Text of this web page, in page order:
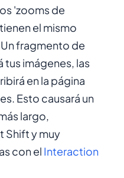
'zooms de
el mismo
fragmento de
imágenes, las
en la página
Esto causará un
largo,
Shift y muy
con el Interaction